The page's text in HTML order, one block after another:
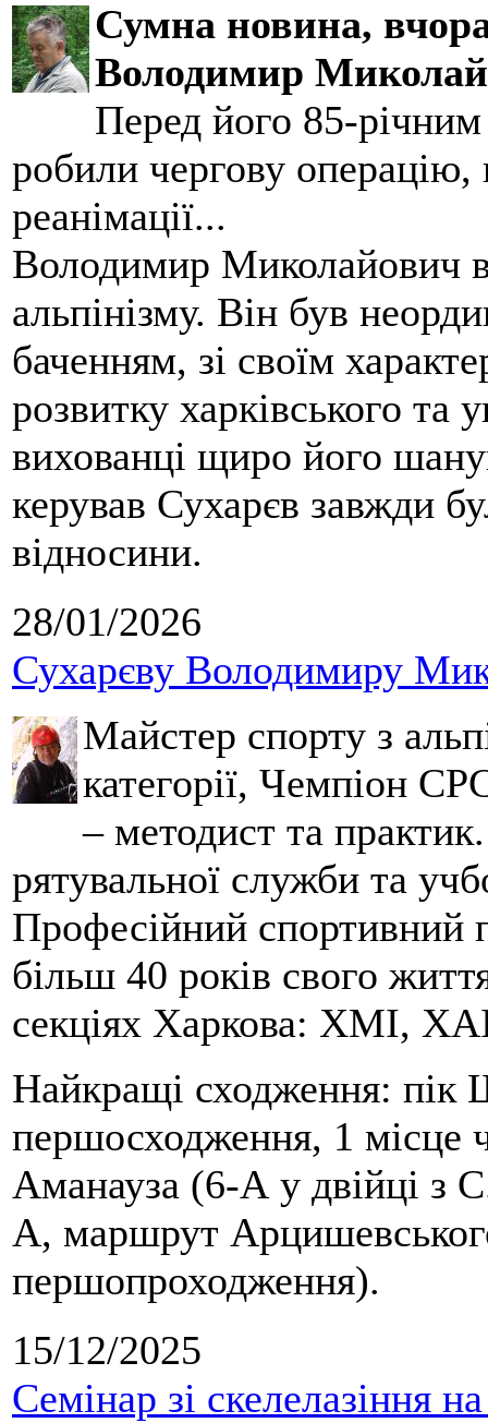
Сумна новина,
Володимир
Перед його 85-
робили чергову операцію,
реанімації...
Володимир Миколайович
альпінізму. Він був
баченням, зі своїм
розвитку харківського та
вихованці щиро його
керував Сухарєв завжди
відносини.
28/01/2026
Сухарєву Володимиру
Майстер спорту з
категорії, Чемпіон
– методист та
рятувальної служби та
Професійний спортивний
більш 40 років свого
секціях Харкова: ХМІ,
Найкращі сходження: пік
першосходження, 1 місце
Аманауза (6-А у двійці з
А, маршрут
першопроходження).
15/12/2025
Семінар зі скелелазіння